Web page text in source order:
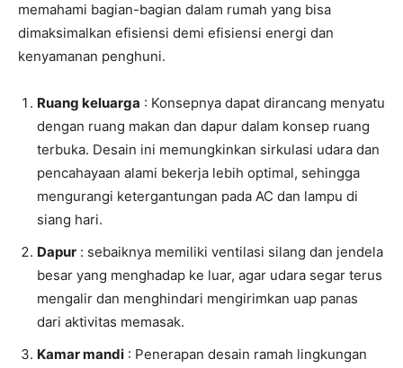
memahami bagian-bagian dalam rumah yang bisa
dimaksimalkan efisiensi demi efisiensi energi dan
kenyamanan penghuni.
Ruang keluarga : Konsepnya dapat dirancang menyatu
dengan ruang makan dan dapur dalam konsep ruang
terbuka. Desain ini memungkinkan sirkulasi udara dan
pencahayaan alami bekerja lebih optimal, sehingga
mengurangi ketergantungan pada AC dan lampu di
siang hari.
Dapur : sebaiknya memiliki ventilasi silang dan jendela
besar yang menghadap ke luar, agar udara segar terus
mengalir dan menghindari mengirimkan uap panas
dari aktivitas memasak.
Kamar mandi : Penerapan desain ramah lingkungan